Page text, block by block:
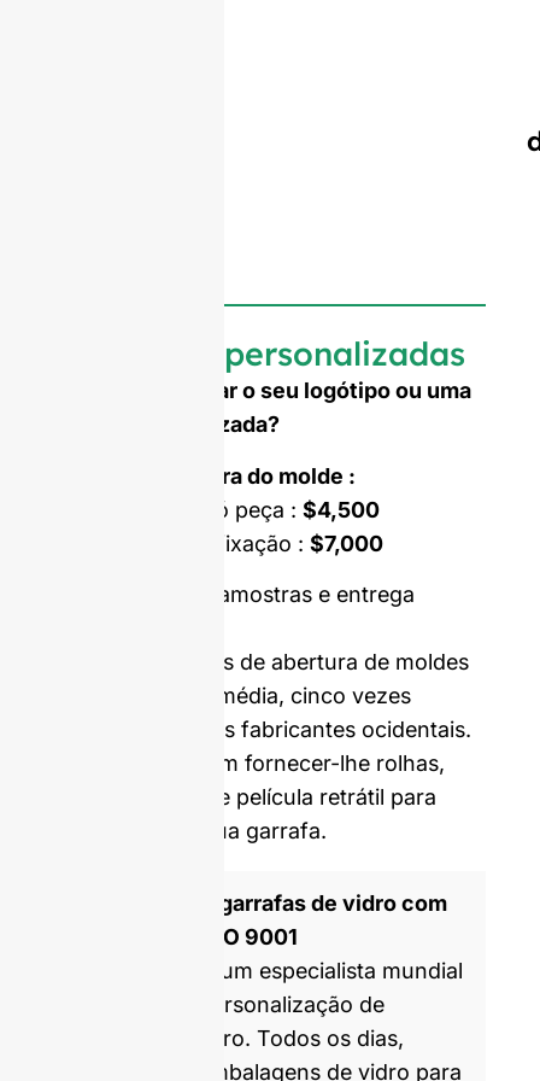
Garrafas personalizadas
Precisa de gravar o seu logótipo ou uma
forma personalizada?
Custo de abertura do molde :
Molde de uma só peça : $4,500
Molde de dupla fixação : $7,000
Preço incluindo amostras e entrega
Os nossos custos de abertura de moldes
e MOQ são, em média, cinco vezes
inferiores aos dos fabricantes ocidentais.
Podemos também fornecer-lhe rolhas,
tampas, rótulos e película retrátil para
personalizar a sua garrafa.
Fabricante de garrafas de vidro com
certificação ISO 9001
A GlassRock é um especialista mundial
no fabrico e personalização de
garrafas de vidro. Todos os dias,
produzimos embalagens de vidro para